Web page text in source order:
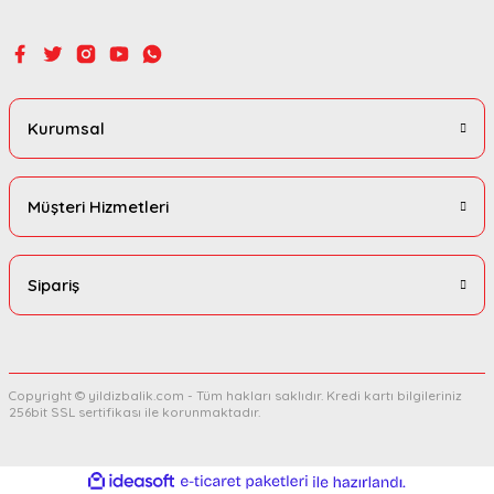
Kurumsal
Müşteri Hizmetleri
Sipariş
Copyright © yildizbalik.com - Tüm hakları saklıdır. Kredi kartı bilgileriniz
256bit SSL sertifikası ile korunmaktadır.
ideasoft
e-